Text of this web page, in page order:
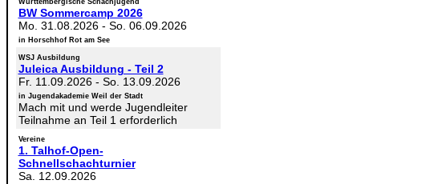
Württembergische Schachjugend
BW Sommercamp 2026
Mo. 31.08.2026- So. 06.09.2026
in Horschhof Rot am See
WSJ Ausbildung
Juleica Ausbildung - Teil 2
Fr. 11.09.2026- So. 13.09.2026
in Jugendakademie Weil der Stadt
Mach mit und werde Jugendleiter
Teilnahme an Teil 1 erforderlich
Vereine
1. Talhof-Open-
Schnellschachturnier
Sa. 12.09.2026